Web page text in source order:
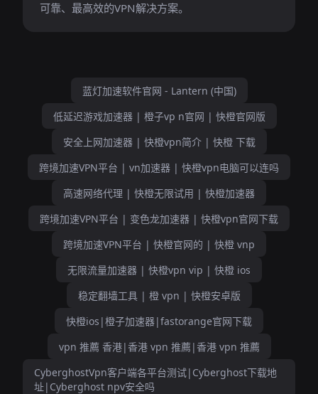
可靠、最高效的VPN解决方案。
蓝灯加速软件官网 - Lantern (中国)
低延迟游戏加速器 | 橙子vp n官网 | 快橙官网版
安全上网加速器 | 快橙vpn简介 | 快橙 下载
跨境加速VPN平台 | vn加速器 | 快橙vpn电脑可以连吗
高速网络代理 | 快橙无限试用 | 快橙加速器
跨境加速VPN平台 | 变色龙加速器 | 快橙vpn官网下载
跨境加速VPN平台 | 快橙官网的 | 快橙 vnp
无限流量加速器 | 快橙vpn vip | 快橙 ios
稳定翻墙工具 | 橙 vpn | 快橙安卓版
快橙ios|橙子加速器|fastorange官网下载
vpn 推薦 香港|香港 vpn 推薦|香港 vpn 推薦
CyberghostVpn客户端各平台测试|Cyberghost下载地
址|Cyberghost npv安全吗